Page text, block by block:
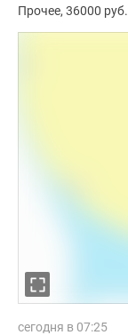
Прочее 36000 руб.
сегодня в 07:25